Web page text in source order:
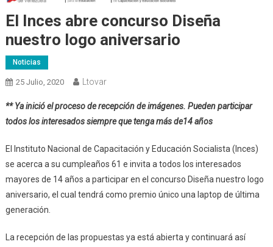
El Inces abre concurso Diseña
nuestro logo aniversario
Noticias
25 Julio, 2020 Ltovar
** Ya inició el proceso de recepción de imágenes. Pueden participar
todos los interesados siempre que tenga más de14 años
El Instituto Nacional de Capacitación y Educación Socialista (Inces)
se acerca a su cumpleaños 61 e invita a todos los interesados
mayores de 14 años a participar en el concurso Diseña nuestro logo
aniversario, el cual tendrá como premio único una laptop de última
generación.
La recepción de las propuestas ya está abierta y continuará así